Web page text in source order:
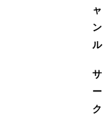
ャ
ン
ル
サ
ー
ク